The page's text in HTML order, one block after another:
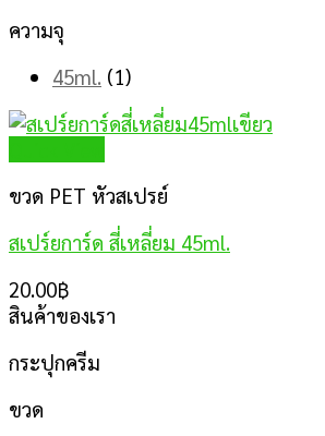
ความจุ
45ml. (1)
ขวด PET หัวสเปรย์
สเปร์ยการ์ด สี่เหลี่ยม 45ml.
20.00฿
สินค้าของเรา
กระปุกครีม
ขวด